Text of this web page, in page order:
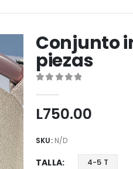
Conjunto
piezas
L750.00
SKU: N/D
TALLA 4-5 T